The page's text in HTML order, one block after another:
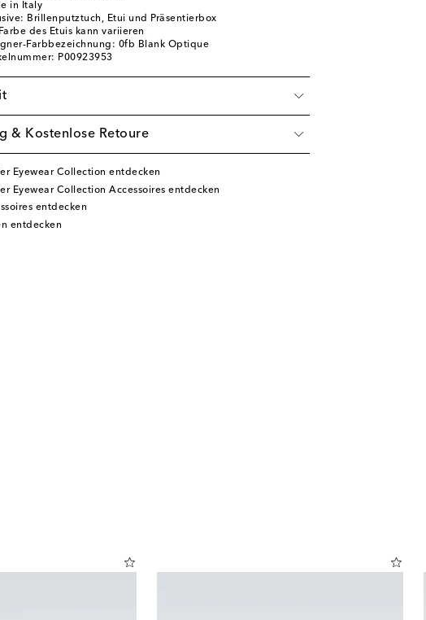
in Italy
Brillenputztuch, Etui und Präsentierbox
des Etuis kann variieren
Farbbezeichnung: 0fb Blank Optique
P00923953
& Kostenlose Retoure
Eyewear Collection entdecken
Eyewear Collection Accessoires entdecken
entdecken
entdecken